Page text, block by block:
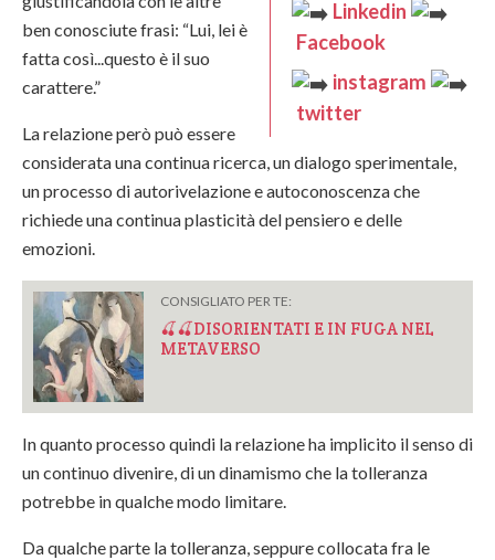
Linkedin
Facebook
instagram
twitter
ben conosciute frasi: “Lui, lei è
fatta così...questo è il suo
carattere.”
La relazione però può essere
considerata una continua ricerca, un dialogo sperimentale,
un processo di autorivelazione e autoconoscenza che
richiede una continua plasticità del pensiero e delle
emozioni.
CONSIGLIATO PER TE:
🍒🍒DISORIENTATI E IN FUGA NEL
METAVERSO
In quanto processo quindi la relazione ha implicito il senso di
un continuo divenire, di un dinamismo che la tolleranza
potrebbe in qualche modo limitare.
Da qualche parte la tolleranza, seppure collocata fra le